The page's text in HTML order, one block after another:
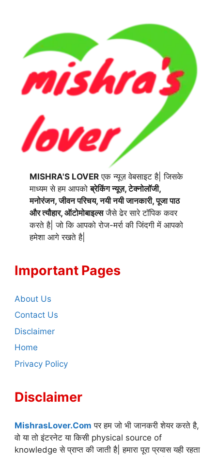
MISHRA'S LOVER एक न्यूज़ वेबसाइट है| जिसके
माध्यम से हम आपकोब्रेकिंग न्यूज़, टेक्नोलॉजी,
मनोरंजन, जीवन परिचय, नयी नयी जानकारी, पूजा पाठ
और त्यौहार, ऑटोमोबाइल्सजैसे ढेर सारे टॉपिक कवर
करते है| जो कि आपको रोज-मर्रा की जिंदगी में आपको
हमेशा आगे रखते है|
Important Pages
About Us
Contact Us
Disclaimer
Home
Privacy Policy
Disclaimer
MishrasLover.Com पर हम जो भी जानकरी शेयर करते है,
वो या तो इंटरनेट या किसी physical source of
knowledge से प्राप्त की जाती है| हमारा पूरा प्रयास यही रहता